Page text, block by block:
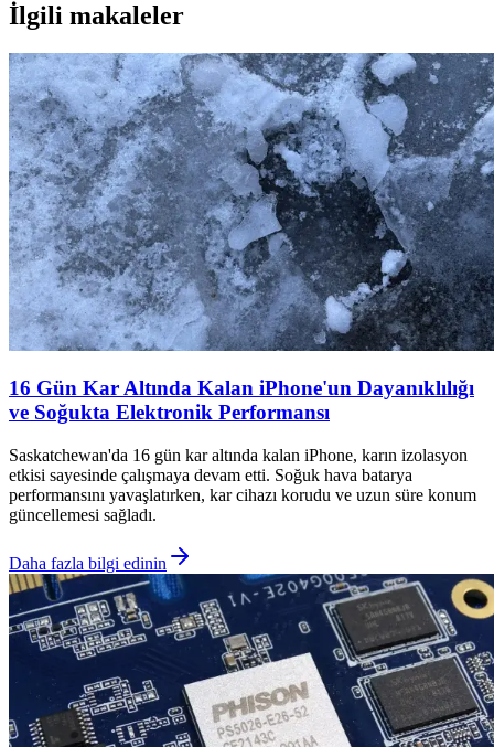
İlgili makaleler
16 Gün Kar Altında Kalan iPhone'un Dayanıklılığı
ve Soğukta Elektronik Performansı
Saskatchewan'da 16 gün kar altında kalan iPhone, karın izolasyon
etkisi sayesinde çalışmaya devam etti. Soğuk hava batarya
performansını yavaşlatırken, kar cihazı korudu ve uzun süre konum
güncellemesi sağladı.
Daha fazla bilgi edinin